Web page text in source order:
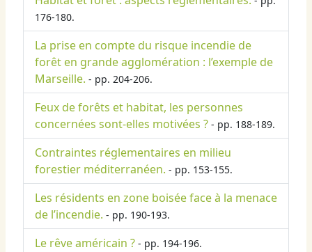
176-180.
La prise en compte du risque incendie de
forêt en grande agglomération : l’exemple de
Marseille. - pp. 204-206.
Feux de forêts et habitat, les personnes
concernées sont-elles motivées ? - pp. 188-189.
Contraintes réglementaires en milieu
forestier méditerranéen. - pp. 153-155.
Les résidents en zone boisée face à la menace
de l’incendie. - pp. 190-193.
Le rêve américain ? - pp. 194-196.